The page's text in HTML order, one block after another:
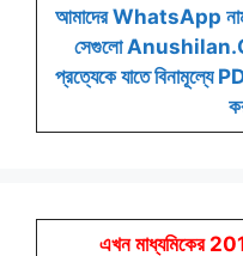
আমাদের WhatsApp
সেগুলো
প্রত্যেকে যাতে বিনামূল্যে
এখন মাধ্যমিকের